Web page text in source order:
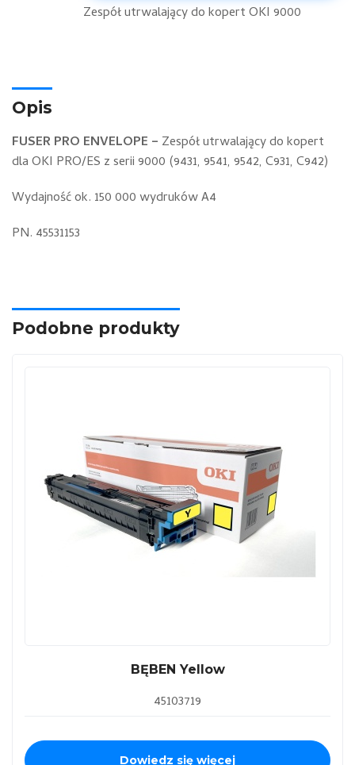
Zespół utrwalający do kopert OKI 9000
Opis
FUSER PRO ENVELOPE – Zespół utrwalający do kopert
dla OKI PRO/ES z serii 9000 (9431, 9541, 9542, C931, C942)
Wydajność ok. 150 000 wydruków A4
PN. 45531153
Podobne produkty
BĘBEN Yellow
45103719
Dowiedz się więcej